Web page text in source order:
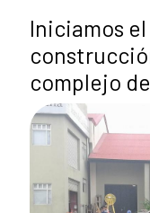
Iniciamos
complejo